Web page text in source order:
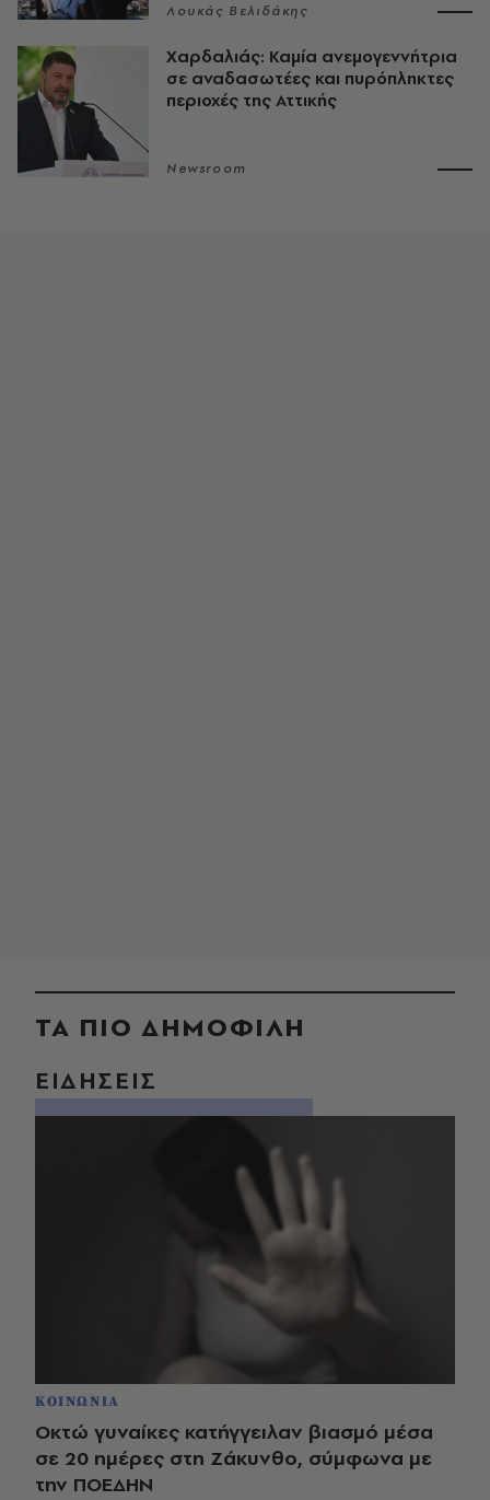
Λουκάς Βελιδάκης
Χαρδαλιάς: Καμία ανεμογεννήτρια
σε αναδασωτέες και πυρόπληκτες
περιοχές της Αττικής
Newsroom
ΤΑ ΠΙΟ ΔΗΜΟΦΙΛΗ
ΕΙΔΗΣΕΙΣ
ΚΟΙΝΩΝΙΑ
Οκτώ γυναίκες κατήγγειλαν βιασμό μέσα
σε 20 ημέρες στη Ζάκυνθο, σύμφωνα με
την ΠΟΕΔΗΝ